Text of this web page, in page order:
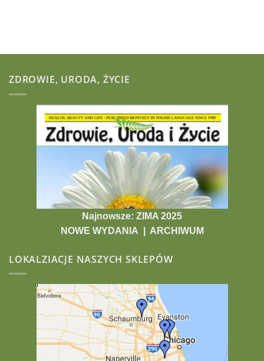
ZDROWIE, URODA, ŻYCIE
Najnowsze: ZIMA 2025
NOWE WYDANIA
ARCHIWUM
LOKALZIACJE NASZYCH SKLEPÓW